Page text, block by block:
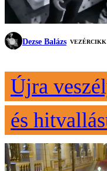
Dezse Balázs VEZÉRCIKK
Újra
és